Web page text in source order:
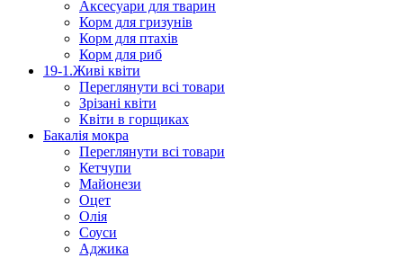
Аксесуари для тварин
Корм для гризунів
Корм для птахів
Корм для риб
19-1.Живі квіти
Переглянути всі товари
Зрізані квіти
Квіти в горщиках
Бакалія мокра
Переглянути всі товари
Кетчупи
Майонези
Оцет
Олія
Соуси
Аджика